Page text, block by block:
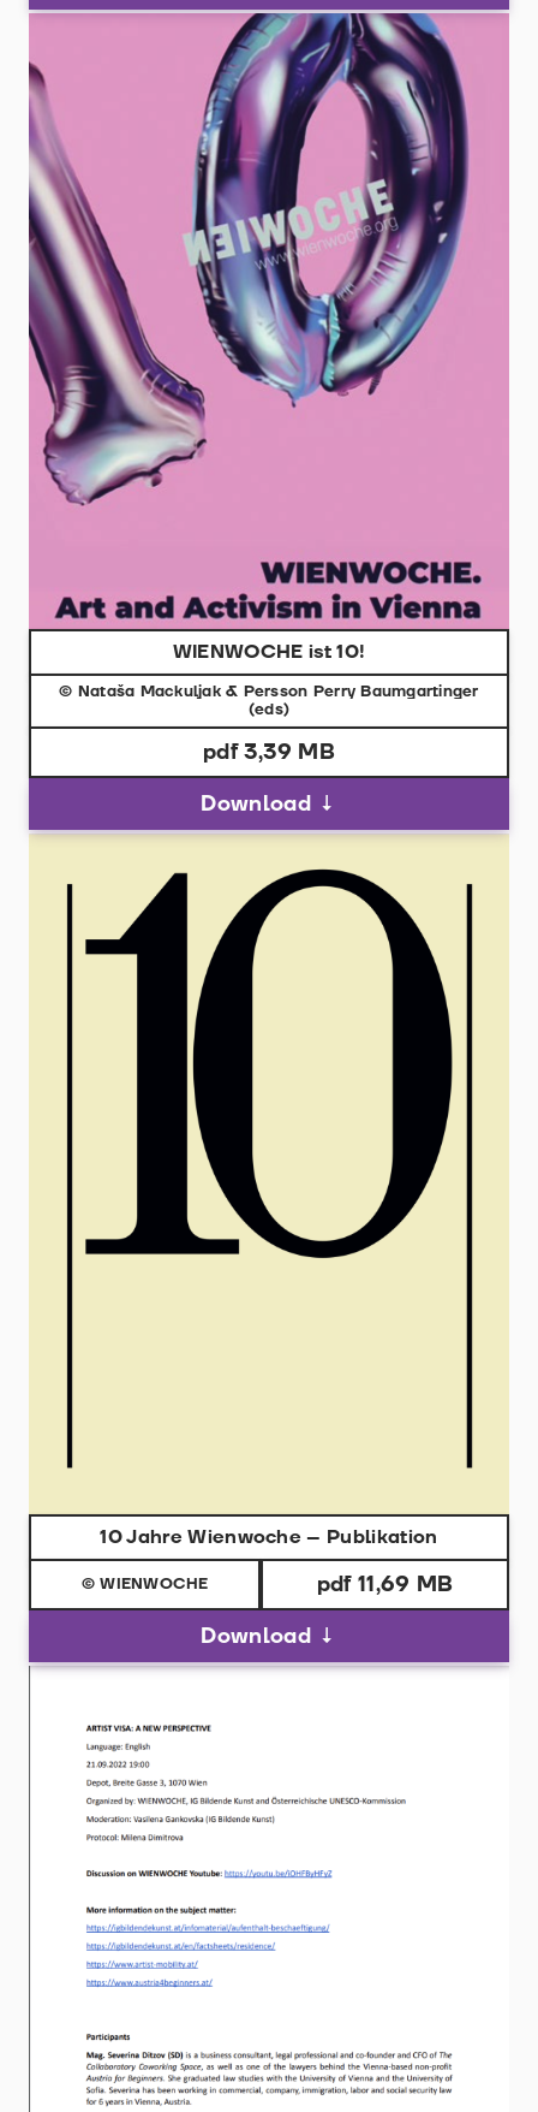
WIENWOCHE ist 10!
© Nataša Mackuljak & Persson Perry Baumgartinger
(eds)
pdf 3,39 MB
Download
10 Jahre Wienwoche – Publikation
© WIENWOCHE
pdf 11,69 MB
Download